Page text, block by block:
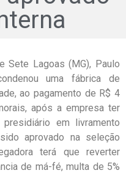
Sete Lagoas (MG), Paulo
uma fábrica de
ao pagamento de R$ 4
após a empresa ter
em livramento
aprovado na seleção
terá que reverter
de má-fé, multa de 5%